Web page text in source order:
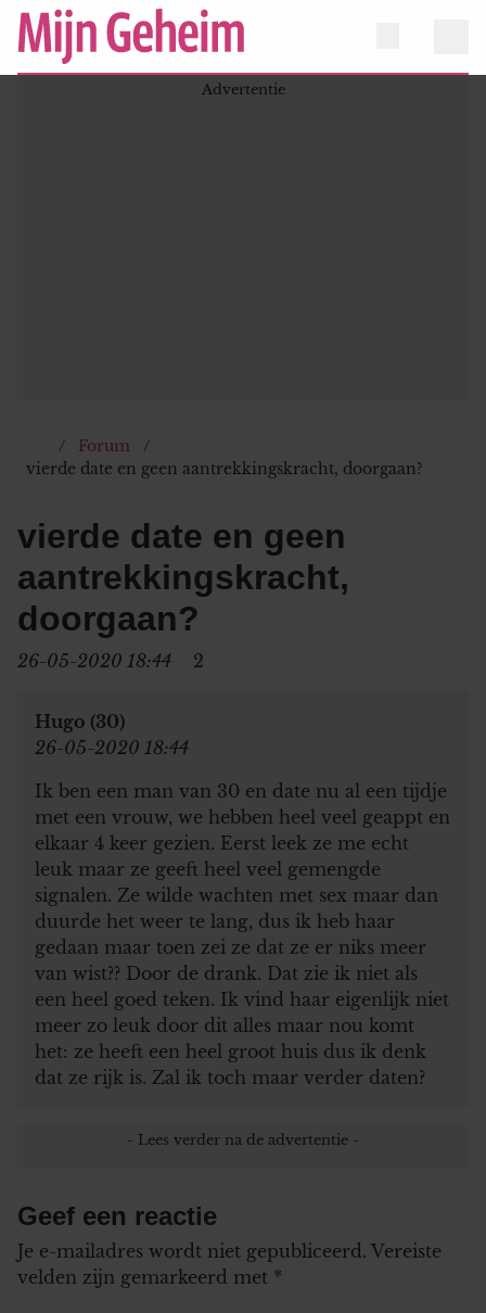
Forum
vierde date en geen aantrekkingskracht, doorgaan?
vierde date en geen
aantrekkingskracht,
doorgaan?
26-05-2020 18:44 2
Hugo (30)
26-05-2020 18:44
Ik ben een man van 30 en date nu al een tijdje
met een vrouw, we hebben heel veel geappt en
elkaar 4 keer gezien. Eerst leek ze me echt
leuk maar ze geeft heel veel gemengde
signalen. Ze wilde wachten met sex maar dan
duurde het weer te lang, dus ik heb haar
gedaan maar toen zei ze dat ze er niks meer
van wist?? Door de drank. Dat zie ik niet als
een heel goed teken. Ik vind haar eigenlijk niet
meer zo leuk door dit alles maar nou komt
het: ze heeft een heel groot huis dus ik denk
dat ze rijk is. Zal ik toch maar verder daten?
Geef een reactie
Je e-mailadres wordt niet gepubliceerd. Vereiste
velden zijn gemarkeerd met *